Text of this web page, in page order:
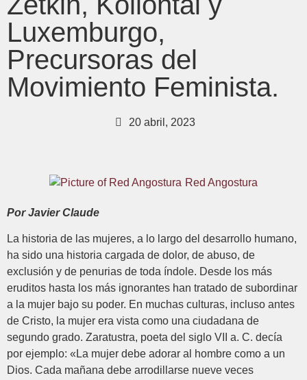
Luxemburgo,
Precursoras del
Movimiento Feminista.
20 abril, 2023
Red Angostura
Por Javier Claude
La historia de las mujeres, a lo largo del desarrollo humano,
ha sido una historia cargada de dolor, de abuso, de
exclusión y de penurias de toda índole. Desde los más
eruditos hasta los más ignorantes han tratado de subordinar
a la mujer bajo su poder. En muchas culturas, incluso antes
de Cristo, la mujer era vista como una ciudadana de
segundo grado. Zaratustra, poeta del siglo VII a. C. decía
por ejemplo: «La mujer debe adorar al hombre como a un
Dios. Cada mañana debe arrodillarse nueve veces